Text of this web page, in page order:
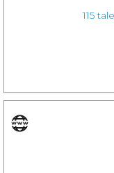
115